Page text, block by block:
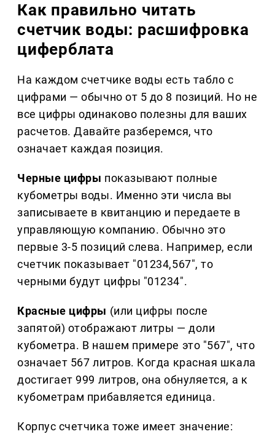
Как правильно читать
счетчик воды: расшифровка
циферблата
На каждом счетчике воды есть табло с
цифрами — обычно от 5 до 8 позиций. Но не
все цифры одинаково полезны для ваших
расчетов. Давайте разберемся, что
означает каждая позиция.
Черные цифры показывают полные
кубометры воды. Именно эти числа вы
записываете в квитанцию и передаете в
управляющую компанию. Обычно это
первые 3-5 позиций слева. Например, если
счетчик показывает "01234,567", то
черными будут цифры "01234".
Красные цифры (или цифры после
запятой) отображают литры — доли
кубометра. В нашем примере это "567", что
означает 567 литров. Когда красная шкала
достигает 999 литров, она обнуляется, а к
кубометрам прибавляется единица.
Корпус счетчика тоже имеет значение: